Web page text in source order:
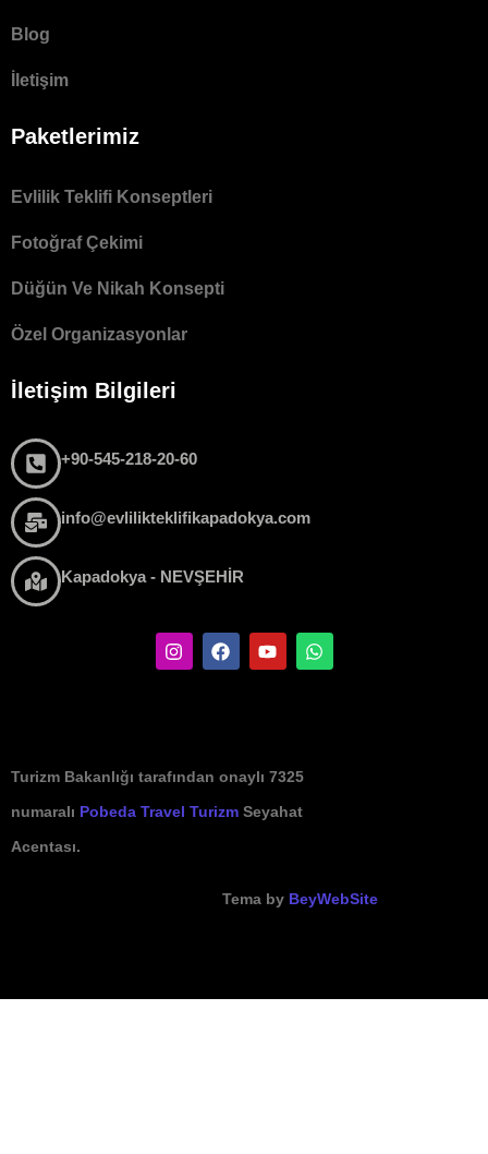
Blog
İletişim
Paketlerimiz
Evlilik Teklifi Konseptleri
Fotoğraf Çekimi
Düğün Ve Nikah Konsepti
Özel Organizasyonlar
İletişim Bilgileri
+90-545-218-20-60
info@evlilikteklifikapadokya.com
Kapadokya - NEVŞEHİR
Turizm Bakanlığı tarafından onaylı 7325
numaralı Pobeda Travel Turizm Seyahat
Acentası.
Tema by BeyWebSite